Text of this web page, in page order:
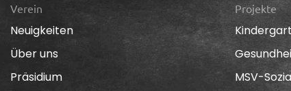
Verein
Neuigkeiten
Über uns
Präsidium
Projekte
MSV-